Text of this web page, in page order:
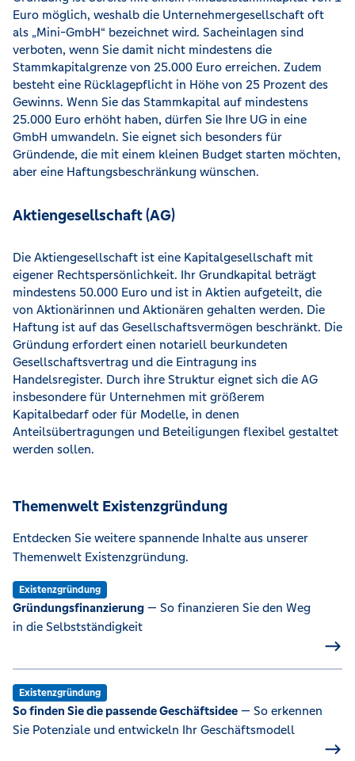
Euro möglich, weshalb die Unternehmergesellschaft oft
als „Mini-GmbH“ bezeichnet wird. Sacheinlagen sind
verboten, wenn Sie damit nicht mindestens die
Stammkapitalgrenze von 25.000 Euro erreichen. Zudem
besteht eine Rücklagepflicht in Höhe von 25 Prozent des
Gewinns. Wenn Sie das Stammkapital auf mindestens
25.000 Euro erhöht haben, dürfen Sie Ihre UG in eine
GmbH umwandeln. Sie eignet sich besonders für
Gründende, die mit einem kleinen Budget starten möchten,
aber eine Haftungsbeschränkung wünschen.
Aktiengesellschaft (AG)
Die Aktiengesellschaft ist eine Kapitalgesellschaft mit
eigener Rechtspersönlichkeit. Ihr Grundkapital beträgt
mindestens 50.000 Euro und ist in Aktien aufgeteilt, die
von Aktionärinnen und Aktionären gehalten werden. Die
Haftung ist auf das Gesellschaftsvermögen beschränkt. Die
Gründung erfordert einen notariell beurkundeten
Gesellschaftsvertrag und die Eintragung ins
Handelsregister. Durch ihre Struktur eignet sich die AG
insbesondere für Unternehmen mit größerem
Kapitalbedarf oder für Modelle, in denen
Anteilsübertragungen und Beteiligungen flexibel gestaltet
werden sollen.
Themenwelt Existenzgründung
Entdecken Sie weitere spannende Inhalte aus unserer
Themenwelt Existenzgründung.
Existenzgründung
Gründungsfinanzierung — So finanzieren Sie den Weg
in die Selbstständigkeit
Existenzgründung
So finden Sie die passende Geschäftsidee — So erkennen
Sie Potenziale und entwickeln Ihr Geschäftsmodell